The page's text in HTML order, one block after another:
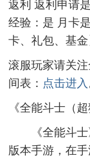
返利 返利申请
经验：是 月卡
卡、礼包、基
滚服玩家请关
间表： 点击进入
《全能斗士（
《全能斗
版本手游，在